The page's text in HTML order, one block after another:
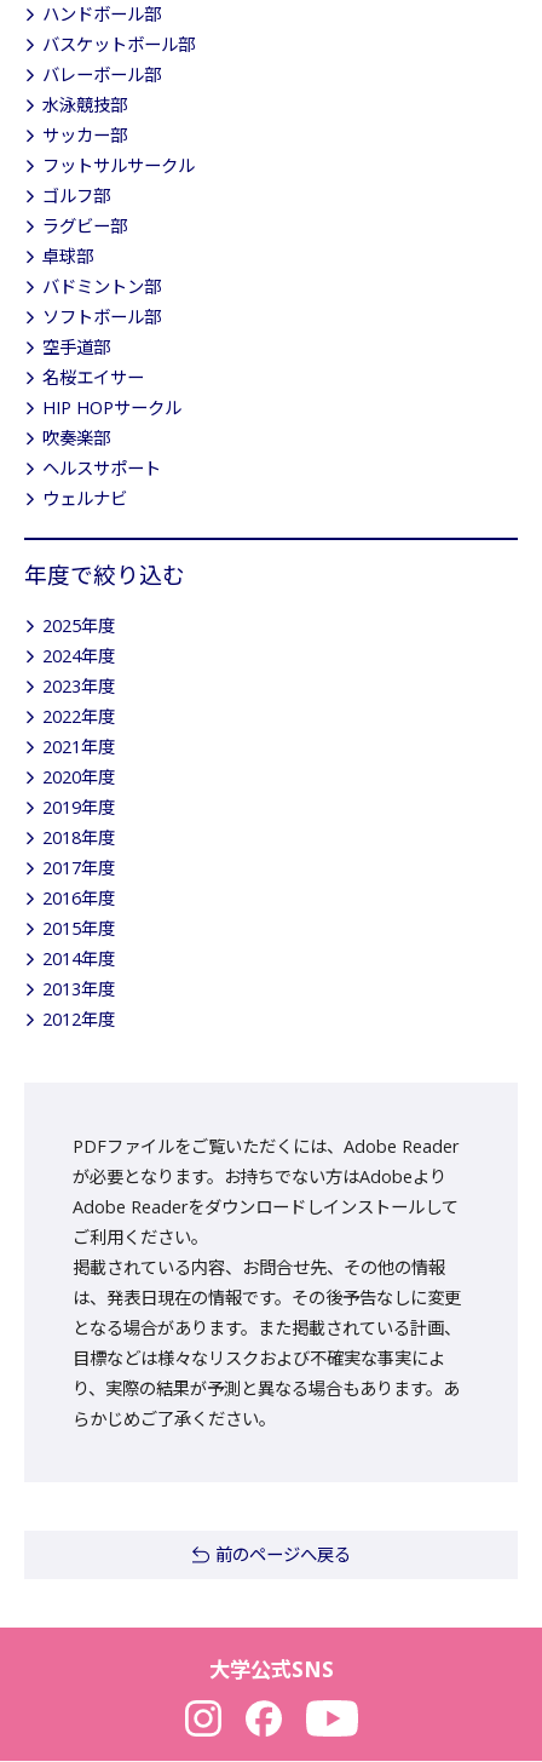
ハンドボール部
バスケットボール部
バレーボール部
水泳競技部
サッカー部
フットサルサークル
ゴルフ部
ラグビー部
卓球部
バドミントン部
ソフトボール部
空手道部
名桜エイサー
HIP HOPサークル
吹奏楽部
ヘルスサポート
ウェルナビ
年度で絞り込む
2025年度
2024年度
2023年度
2022年度
2021年度
2020年度
2019年度
2018年度
2017年度
2016年度
2015年度
2014年度
2013年度
2012年度
PDFファイルをご覧いただくには、Adobe Reader
が必要となります。お持ちでない方はAdobeより
Adobe Readerをダウンロードしインストールして
ご利用ください。
掲載されている内容、お問合せ先、その他の情報
は、発表日現在の情報です。その後予告なしに変更
となる場合があります。また掲載されている計画、
目標などは様々なリスクおよび不確実な事実によ
り、実際の結果が予測と異なる場合もあります。あ
らかじめご了承ください。
前のページへ戻る
大学公式SNS
InstagramFacebookYouTube